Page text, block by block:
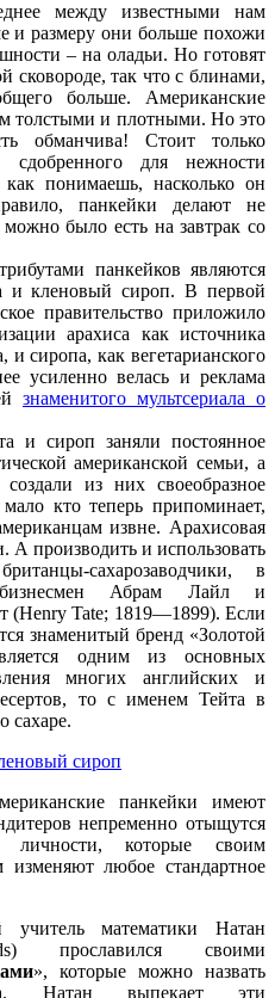
между известными нам
и размеру они больше похожи
– на оладьи. Но готовят
сковороде, так что с блинами,
больше. Американские
толстыми и плотными. Но это
обманчива! Стоит только
сдобренного для нежности
понимаешь, насколько он
панкейки делают не
было есть на завтрак со
панкейков являются
и кленовый сироп. В первой
правительство приложило
арахиса как источника
и сиропа, как вегетарианского
усиленно велась и реклама
знаменитого мультсериала о
и сироп заняли постоянное
американской семьи, а
из них своеобразное
кто теперь припоминает,
извне. Арахисовая
А производить и использовать
сахарозаводчики, в
бизнесмен Абрам Лайл и
(Henry Tate; 1819—1899). Если
знаменитый бренд «Золотой
одним из основных
многих английских и
то с именем Тейта в
сахаре.
панкейки имеют
непременно отыщутся
личности, которые своим
изменяют любое стандартное
учитель математики Натан
прославился своими
», которые можно назвать
Натан выпекает эти